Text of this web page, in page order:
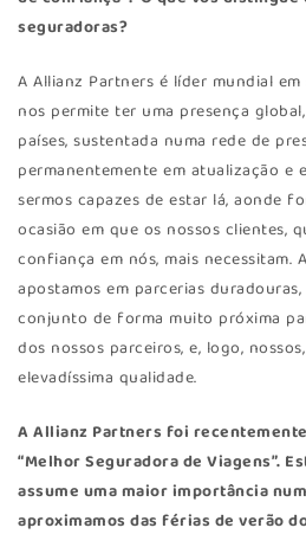
seguradoras?
A Allianz Partners é líder mundial
nos permite ter uma presença
países, sustentada numa rede de
permanentemente em atualização e
sermos capazes de estar lá, aonde
ocasião em que os nossos clientes,
confiança em nós, mais necessitam.
apostamos em parcerias
conjunto de forma muito próxima
dos nossos parceiros, e, logo,
elevadíssima qualidade.
A Allianz Partners foi
“Melhor Seguradora de Viagens”.
assume uma maior importância
aproximamos das férias de verão